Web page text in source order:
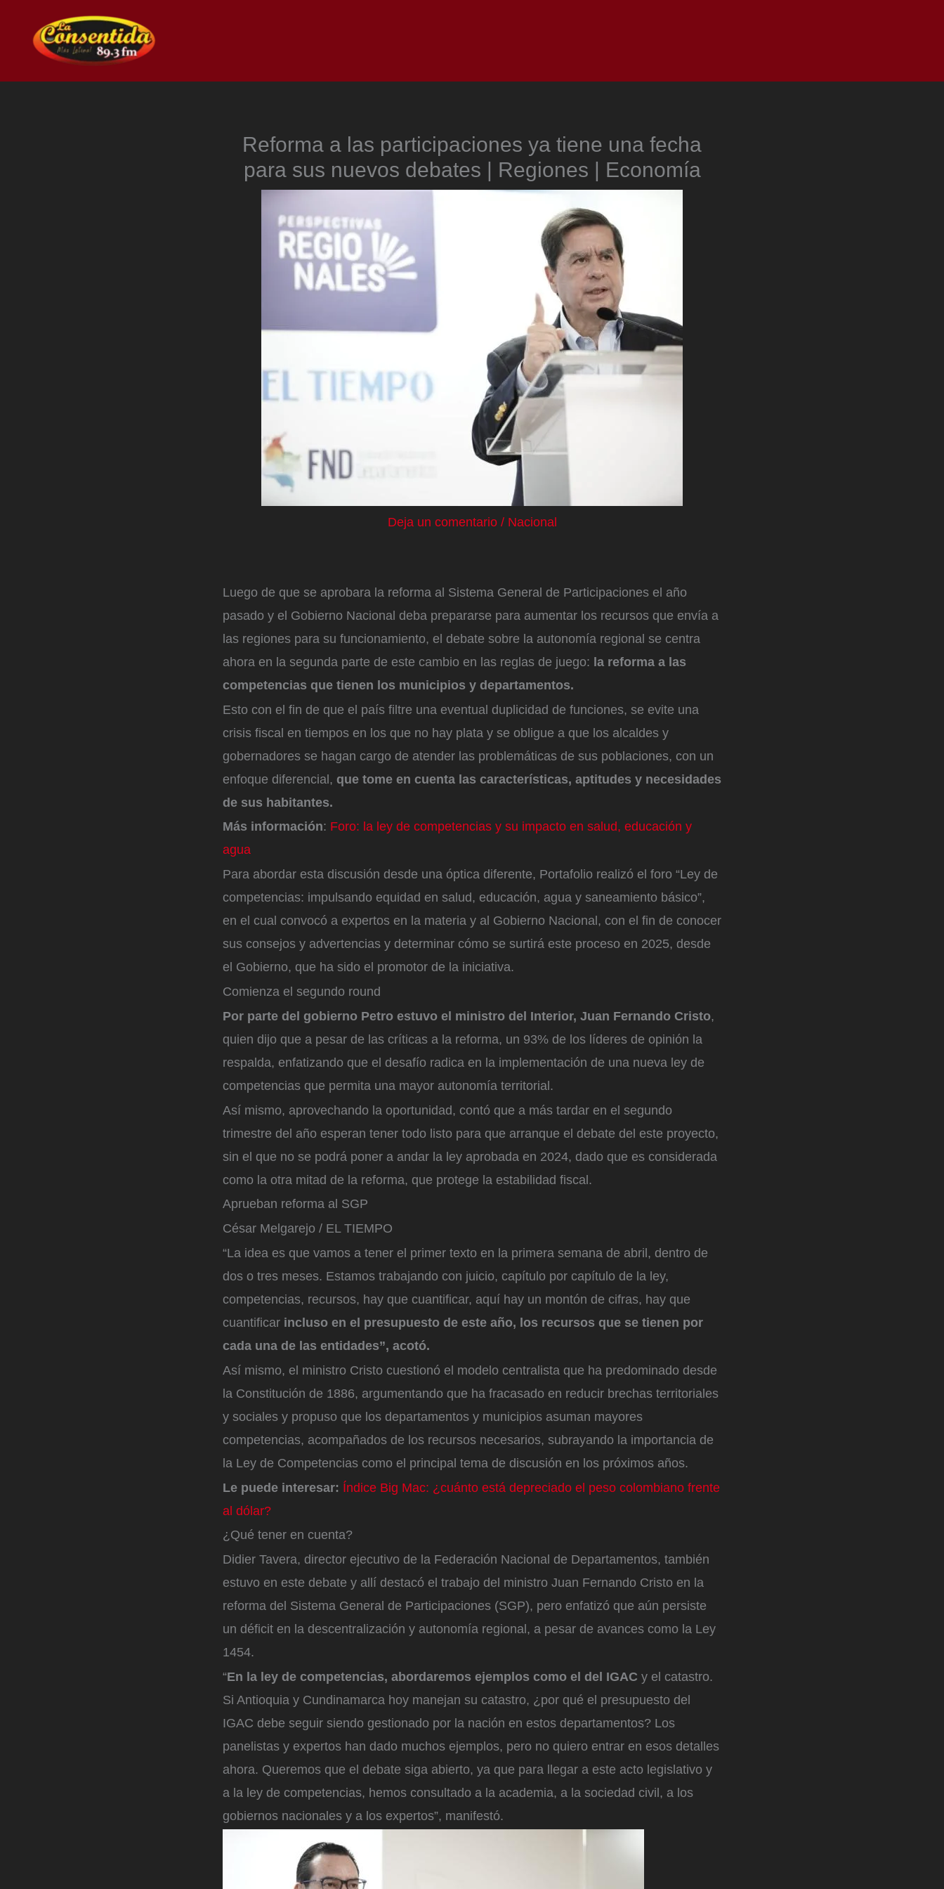
contenido
Reforma a las participaciones ya tiene una fecha
para sus nuevos debates | Regiones | Economía
Deja un comentario / Nacional
Luego de que se aprobara la reforma al Sistema General de Participaciones el año
pasado y el Gobierno Nacional deba prepararse para aumentar los recursos que envía a
las regiones para su funcionamiento, el debate sobre la autonomía regional se centra
ahora en la segunda parte de este cambio en las reglas de juego: la reforma a las
competencias que tienen los municipios y departamentos.
Esto con el fin de que el país filtre una eventual duplicidad de funciones, se evite una
crisis fiscal en tiempos en los que no hay plata y se obligue a que los alcaldes y
gobernadores se hagan cargo de atender las problemáticas de sus poblaciones, con un
enfoque diferencial, que tome en cuenta las características, aptitudes y necesidades
de sus habitantes.
Más información: Foro: la ley de competencias y su impacto en salud, educación y
agua
Para abordar esta discusión desde una óptica diferente, Portafolio realizó el foro “Ley de
competencias: impulsando equidad en salud, educación, agua y saneamiento básico”,
en el cual convocó a expertos en la materia y al Gobierno Nacional, con el fin de conocer
sus consejos y advertencias y determinar cómo se surtirá este proceso en 2025, desde
el Gobierno, que ha sido el promotor de la iniciativa.
Comienza el segundo round
Por parte del gobierno Petro estuvo el ministro del Interior, Juan Fernando Cristo,
quien dijo que a pesar de las críticas a la reforma, un 93% de los líderes de opinión la
respalda, enfatizando que el desafío radica en la implementación de una nueva ley de
competencias que permita una mayor autonomía territorial.
Así mismo, aprovechando la oportunidad, contó que a más tardar en el segundo
trimestre del año esperan tener todo listo para que arranque el debate del este proyecto,
sin el que no se podrá poner a andar la ley aprobada en 2024, dado que es considerada
como la otra mitad de la reforma, que protege la estabilidad fiscal.
Aprueban reforma al SGP
César Melgarejo / EL TIEMPO
“La idea es que vamos a tener el primer texto en la primera semana de abril, dentro de
dos o tres meses. Estamos trabajando con juicio, capítulo por capítulo de la ley,
competencias, recursos, hay que cuantificar, aquí hay un montón de cifras, hay que
cuantificar incluso en el presupuesto de este año, los recursos que se tienen por
cada una de las entidades”, acotó.
Así mismo, el ministro Cristo cuestionó el modelo centralista que ha predominado desde
la Constitución de 1886, argumentando que ha fracasado en reducir brechas territoriales
y sociales y propuso que los departamentos y municipios asuman mayores
competencias, acompañados de los recursos necesarios, subrayando la importancia de
la Ley de Competencias como el principal tema de discusión en los próximos años.
Le puede interesar: Índice Big Mac: ¿cuánto está depreciado el peso colombiano frente
al dólar?
¿Qué tener en cuenta?
Didier Tavera, director ejecutivo de la Federación Nacional de Departamentos, también
estuvo en este debate y allí destacó el trabajo del ministro Juan Fernando Cristo en la
reforma del Sistema General de Participaciones (SGP), pero enfatizó que aún persiste
un déficit en la descentralización y autonomía regional, a pesar de avances como la Ley
1454.
“En la ley de competencias, abordaremos ejemplos como el del IGAC y el catastro.
Si Antioquia y Cundinamarca hoy manejan su catastro, ¿por qué el presupuesto del
IGAC debe seguir siendo gestionado por la nación en estos departamentos? Los
panelistas y expertos han dado muchos ejemplos, pero no quiero entrar en esos detalles
ahora. Queremos que el debate siga abierto, ya que para llegar a este acto legislativo y
a la ley de competencias, hemos consultado a la academia, a la sociedad civil, a los
gobiernos nacionales y a los expertos”, manifestó.